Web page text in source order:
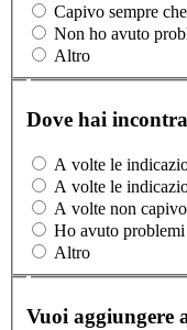
Capivo sempre
Non ho avuto
Altro
Dove hai
A volte le
A volte le
A volte non
Ho avuto
Altro
Vuoi aggiungere